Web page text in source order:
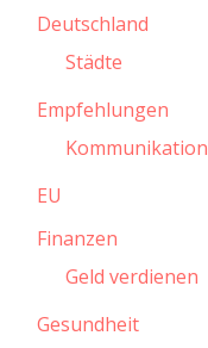
Deutschland
Städte
Empfehlungen
Kommunikation
EU
Finanzen
Geld verdienen
Gesundheit